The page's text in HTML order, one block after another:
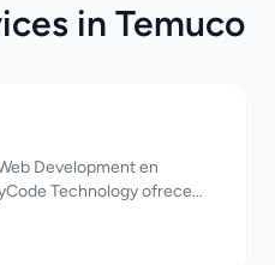
in Temuco
Development en
Technology ofrece